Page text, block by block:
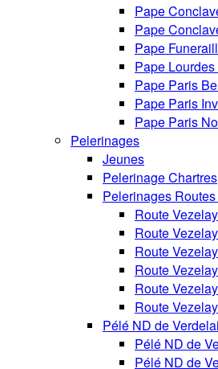
Pape
Pape
Pape
Pape
Pape Paris
Pape Paris
Pape Paris
Pelerinages
Jeunes
Pelerinage Chartres
Pelerinages
Route
Route
Route
Route
Route
Route
Pélé ND de
Pélé ND de
Pélé ND de